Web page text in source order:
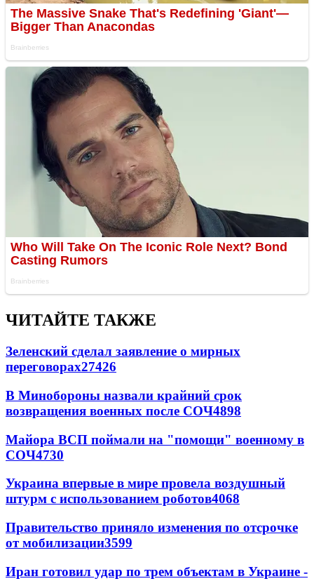
ЧИТАЙТЕ ТАКЖЕ
Зеленский сделал заявление о мирных
переговорах27426
В Минобороны назвали крайний срок
возвращения военных после СОЧ4898
Майора ВСП поймали на "помощи" военному в
СОЧ4730
Украина впервые в мире провела воздушный
штурм с использованием роботов4068
Правительство приняло изменения по отсрочке
от мобилизации3599
Иран готовил удар по трем объектам в Украине -